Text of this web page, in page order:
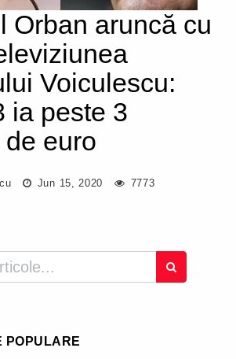
Orban aruncă cu
Voiculescu:
ia peste 3
euro
Jun 15, 2020 7773
POPULARE